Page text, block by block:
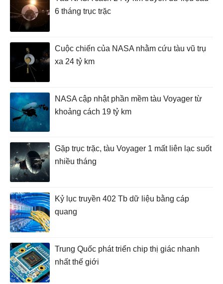
6 tháng trục trặc
Cuộc chiến của NASA nhằm cứu tàu vũ trụ
xa 24 tỷ km
NASA cập nhật phần mềm tàu Voyager từ
khoảng cách 19 tỷ km
Gặp trục trặc, tàu Voyager 1 mất liên lạc suốt
nhiều tháng
Kỷ lục truyền 402 Tb dữ liệu bằng cáp
quang
Trung Quốc phát triển chip thị giác nhanh
nhất thế giới